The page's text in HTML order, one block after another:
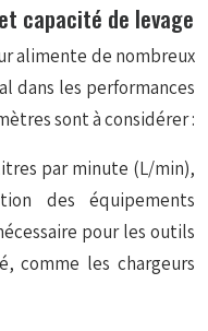
capacité de levage
alimente de nombreux
dans les performances
sont à considérer :
par minute (L/min),
des équipements
pour les outils
comme les chargeurs